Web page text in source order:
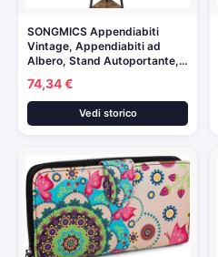
SONGMICS Appendiabiti
Vintage, Appendiabiti ad
Albero, Stand Autoportante,…
74,34 €
Vedi storico